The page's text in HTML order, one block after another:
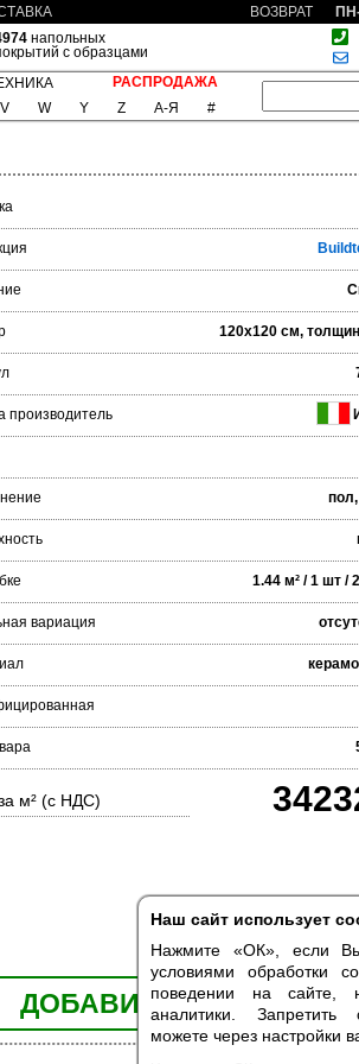
Наш сайт использует
Нажмите «ОК», если
условиями обработки
поведении на сайте,
аналитики. Запретить
можете через настройки
ВОЗВРАТ
напольных
с образцами
РАСПРОДАЖА
V W Y Z А-Я #
120x120 см,
производитель
1.44 м² / 1 шт /
вариация
м² (с НДС)
ДОБАВИТЬ В КОРЗИНУ